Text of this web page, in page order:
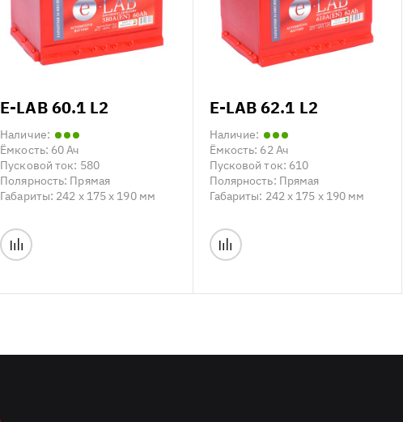
E-LAB 60.1 L2
Наличие:
Ёмкость: 60 Ач
Пусковой ток: 580
Полярность: Прямая
Габариты: 242 x 175 x 190 мм
E-LAB 62.1 L2
Наличие:
Ёмкость: 62 Ач
Пусковой ток: 610
Полярность: Прямая
Габариты: 242 x 175 x 190 мм